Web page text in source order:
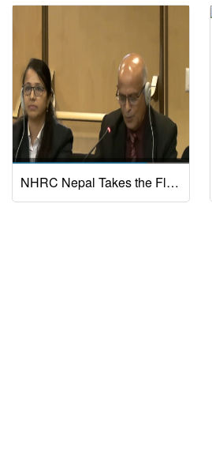
NHRC Nepal Takes the Floor on UPR Session (62nd Session of the Human Rights Council).